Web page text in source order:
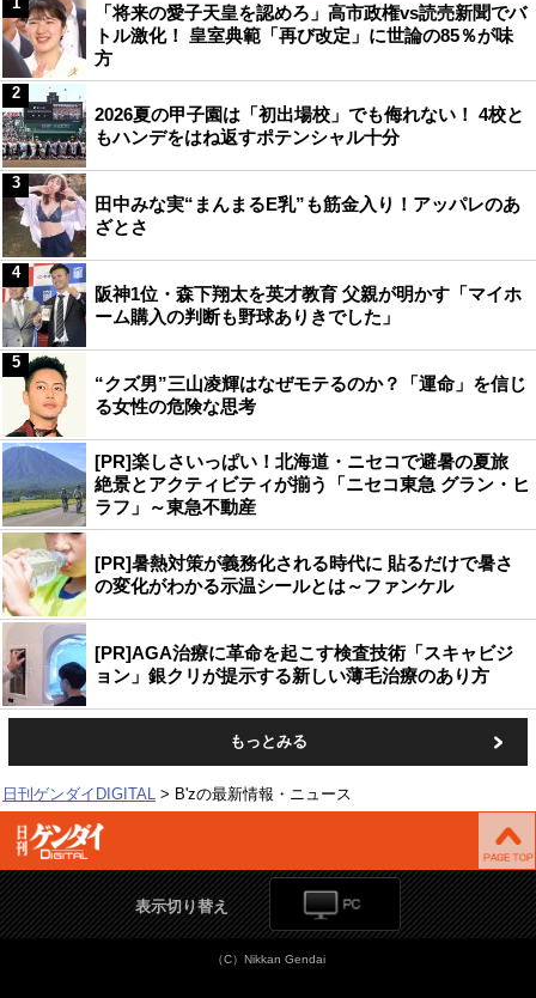
「将来の愛子天皇を認めろ」高市政権vs読売新聞でバ
トル激化！ 皇室典範「再び改定」に世論の85％が味
方
2026夏の甲子園は「初出場校」でも侮れない！ 4校と
もハンデをはね返すポテンシャル十分
2
田中みな実“まんまるE乳”も筋金入り！アッパレのあ
ざとさ
3
阪神1位・森下翔太を英才教育 父親が明かす「マイホ
ーム購入の判断も野球ありきでした」
4
“クズ男”三山凌輝はなぜモテるのか？「運命」を信じ
る女性の危険な思考
5
[PR]楽しさいっぱい！北海道・ニセコで避暑の夏旅
絶景とアクティビティが揃う「ニセコ東急 グラン・ヒ
ラフ」～東急不動産
[PR]暑熱対策が義務化される時代に 貼るだけで暑さ
の変化がわかる示温シールとは～ファンケル
[PR]AGA治療に革命を起こす検査技術「スキャビジ
ョン」銀クリが提示する新しい薄毛治療のあり方
もっとみる
日刊ゲンダイDIGITAL B'zの最新情報・ニュース
表示切り替え
（C）Nikkan Gendai